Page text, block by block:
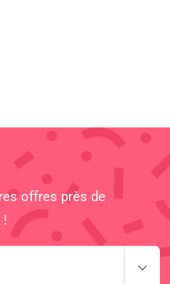
offres près de
!